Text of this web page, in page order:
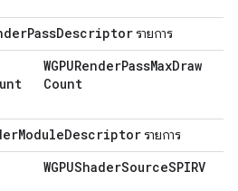
PassDescriptorรายการ
WGPURenderPassMaxDraw
Count
ModuleDescriptorรายการ
WGPUShaderSourceSPIRV